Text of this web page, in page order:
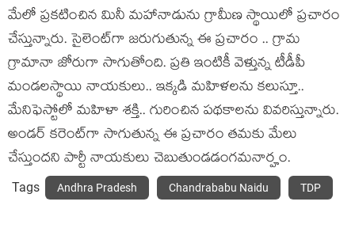
మేలో ప్ర‌క‌టించిన మినీ మ‌హానాడును గ్రామీణ స్థాయిలో ప్ర‌చారం
చేస్తున్నారు. సైలెంట్‌గా జ‌రుగుతున్న ఈ ప్ర‌చారం .. గ్రామ
గ్రామానా జోరుగా సాగుతోంది. ప్ర‌తి ఇంటికీ వెళ్తున్న టీడీపీ
మండ‌ల‌స్థాయి నాయ‌కులు.. ఇక్క‌డి మహిళ‌ల‌ను క‌లుస్తూ..
మేనిఫెస్టోలో మ‌హిళా శ‌క్తి.. గురించిన ప‌థ‌కాల‌ను వివ‌రిస్తున్నారు.
అండ‌ర్ కరెంట్‌గా సాగుతున్న ఈ ప్ర‌చారం త‌మ‌కు మేలు
చేస్తుంద‌ని పార్టీ నాయ‌కులు చెబుతుండ‌డంగ‌మ‌నార్హం.
Tags Andhra Pradesh Chandrababu Naidu TDP